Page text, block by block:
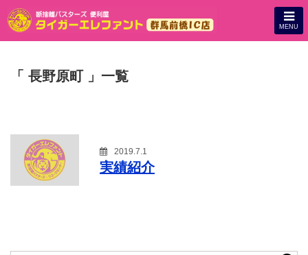
MENU
「 長野原町 」一覧
2019.7.1
実績紹介